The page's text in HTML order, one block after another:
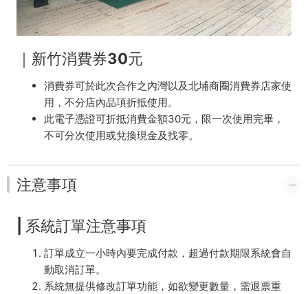
｜ 新竹消費券30元
消費券可於此次合作之內灣以及北埔商圈消費券店家使
用，不分店內品項折抵使用。
此電子憑證可折抵消費金額30元，限一次使用完畢，
不可分次使用或兌換現金及找零。
注意事項
| 系統訂單注意事項
訂單成立一小時內要完成付款，超過付款期限系統會自
動取消訂單。
系統無提供修改訂單功能，如欲變更數量，需退票重